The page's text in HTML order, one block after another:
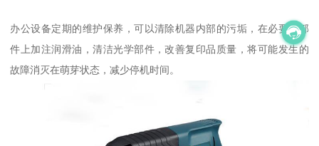
办公设备定期的维护保养，可以清除机器内部的污垢，在必要的部
件上加注润滑油，清洁光学部件，改善复印品质量，将可能发生的
故障消灭在萌芽状态，减少停机时间。